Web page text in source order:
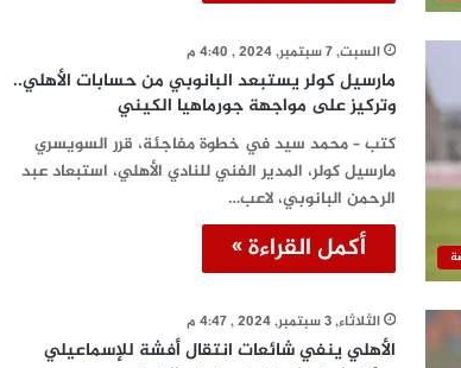
السبت, 7 سبتمبر, 2024 , 4:40 م
مارسيل كولر يستبعد البانوبي من حسابات الأهلي..
وتركيز على مواجهة جورماهيا الكيني
كتب – محمد سيد في خطوة مفاجئة، قرر السويسري
مارسيل كولر، المدير الفني للنادي الأهلي، استبعاد عبد
الرحمن البانوبي، لاعب…
أكمل القراءة »
الثلاثاء, 3 سبتمبر, 2024 , 4:47 م
الأهلي ينفي شائعات انتقال أفشة للإسماعيلي